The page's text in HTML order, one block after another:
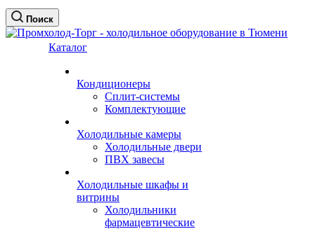
Поиск
Каталог
Кондиционеры
Сплит-системы
Комплектующие
Холодильные камеры
Холодильные двери
ПВХ завесы
Холодильные шкафы и
витрины
Холодильники
фармацевтические